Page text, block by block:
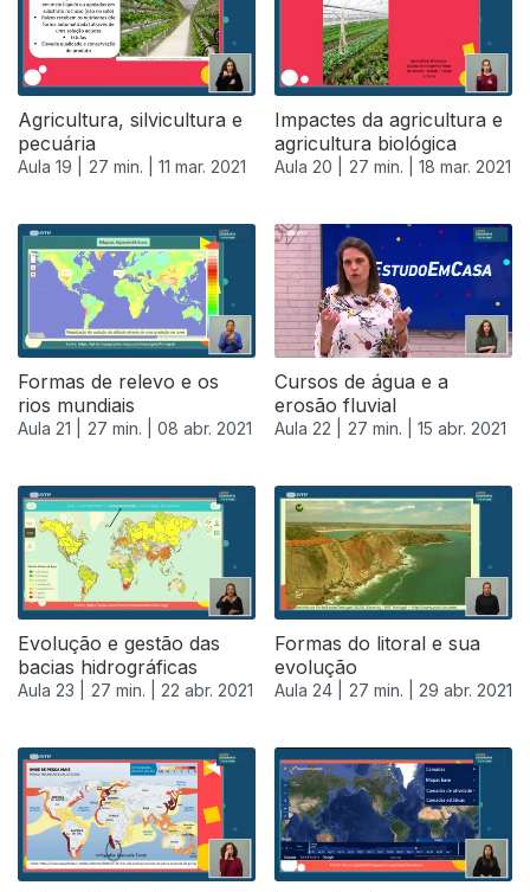
Agricultura, silvicultura e
pecuária
Aula 19 | 27 min. | 11 mar. 2021
Impactes da agricultura e
agricultura biológica
Aula 20 | 27 min. | 18 mar. 2021
Formas de relevo e os
rios mundiais
Aula 21 | 27 min. | 08 abr. 2021
Cursos de água e a
erosão fluvial
Aula 22 | 27 min. | 15 abr. 2021
Evolução e gestão das
bacias hidrográficas
Aula 23 | 27 min. | 22 abr. 2021
Formas do litoral e sua
evolução
Aula 24 | 27 min. | 29 abr. 2021
540384